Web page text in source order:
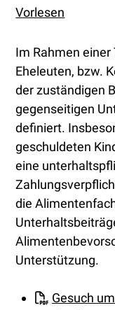
Vorlesen
Im Rahmen einer
Eheleuten, bzw.
der zuständigen
gegenseitigen
definiert.
geschuldeten
eine
die
Unterstützung.
Gesuch